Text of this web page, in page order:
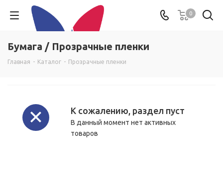
0
Бумага / Прозрачные пленки
Главная - Каталог - Прозрачные пленки
К сожалению, раздел пуст
В данный момент нет активных
товаров